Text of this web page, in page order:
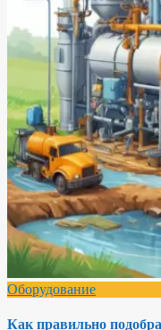
Оборудование
Как правильно